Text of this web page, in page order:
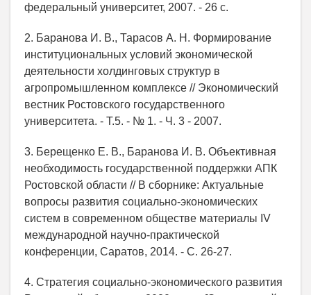
федеральный университет, 2007. - 26 с.
2. Баранова И. В., Тарасов А. Н. Формирование
институциональных условий экономической
деятельности холдинговых структур в
агропромышленном комплексе // Экономический
вестник Ростовского государственного
университета. - Т.5. - № 1. - Ч. 3 - 2007.
3. Берещенко Е. В., Баранова И. В. Объективная
необходимость государственной поддержки АПК
Ростовской области // В сборнике: Актуальные
вопросы развития социально-экономических
систем в современном обществе материалы IV
международной научно-практической
конференции, Саратов, 2014. - С. 26-27.
4. Стратегия социально-экономического развития